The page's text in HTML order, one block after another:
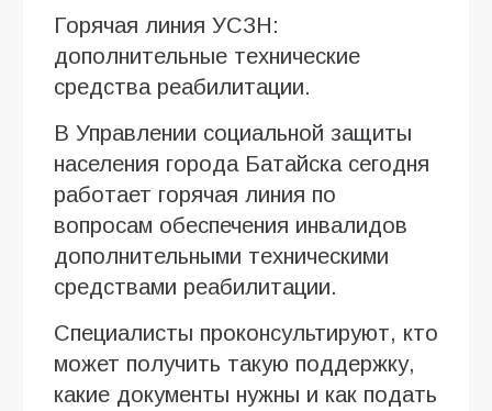
Горячая линия УСЗН:
дополнительные технические
средства реабилитации.
В Управлении социальной защиты
населения города Батайска сегодня
работает горячая линия по
вопросам обеспечения инвалидов
дополнительными техническими
средствами реабилитации.
Специалисты проконсультируют, кто
может получить такую поддержку,
какие документы нужны и как подать